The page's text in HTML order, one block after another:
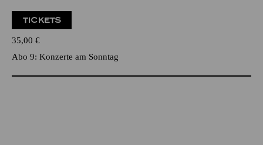
TICKETS
35,00 €
Abo 9: Konzerte am Sonntag